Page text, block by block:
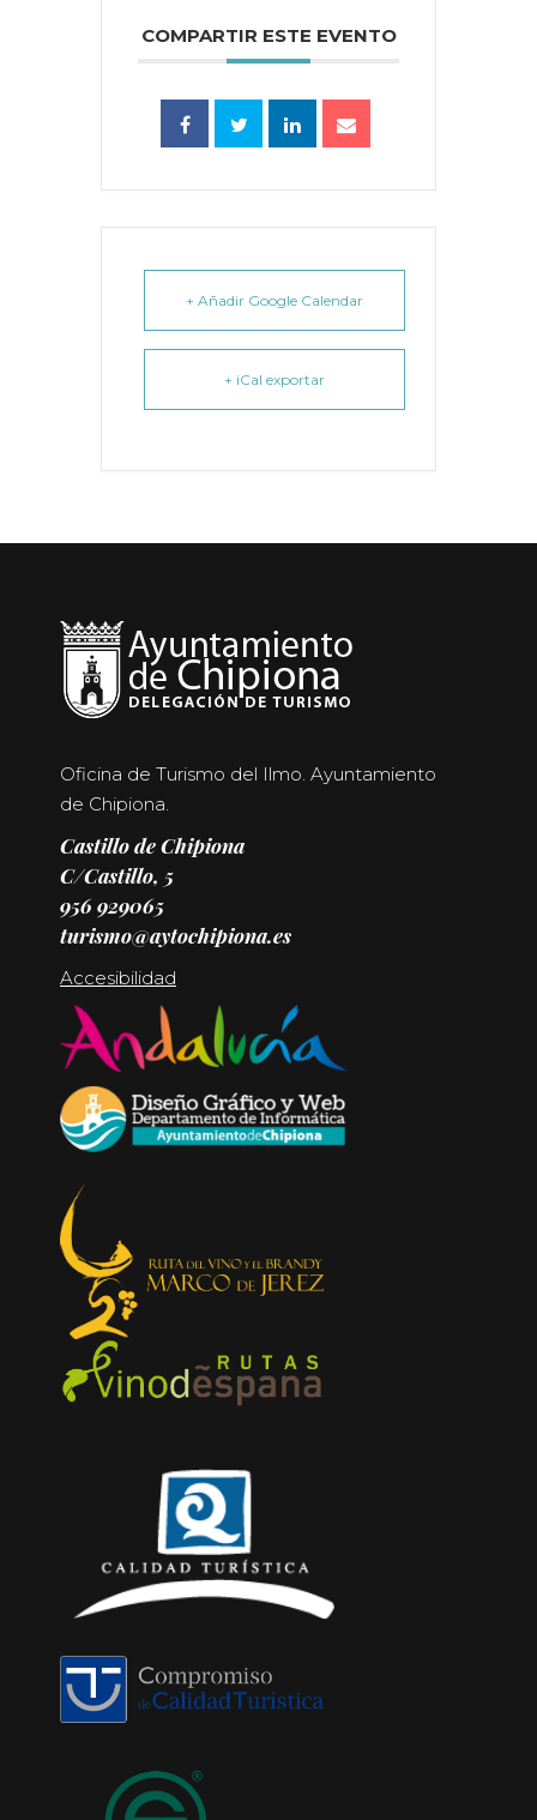
COMPARTIR ESTE EVENTO
+ Añadir Google Calendar
+ iCal exportar
Oficina de Turismo del Ilmo. Ayuntamiento
de Chipiona.
Castillo de Chipiona
C/Castillo, 5
956 929065
turismo@aytochipiona.es
Accesibilidad